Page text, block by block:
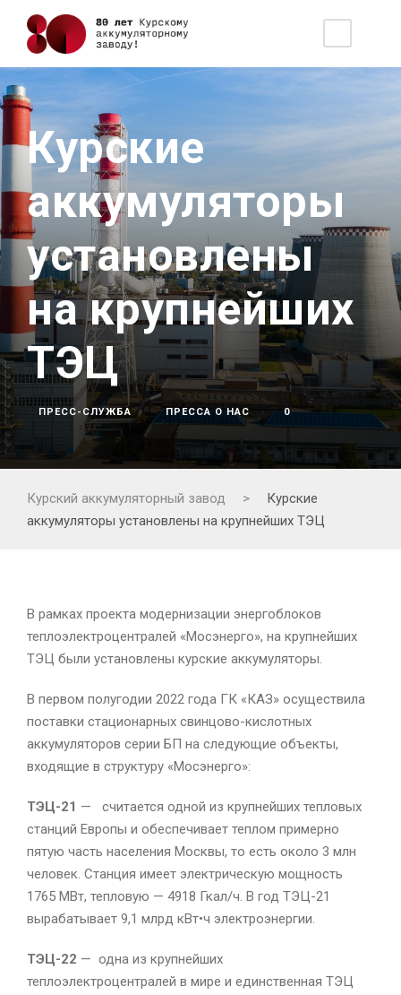
Курские
аккумуляторы
установлены
на крупнейших
ТЭЦ
ПРЕСС-СЛУЖБА ПРЕССА О НАС 0
Курский аккумуляторный завод >
Курские
аккумуляторы установлены на крупнейших ТЭЦ
В рамках проекта модернизации энергоблоков
теплоэлектроцентралей «Мосэнерго», на крупнейших
ТЭЦ были установлены курские аккумуляторы.
В первом полугодии 2022 года ГК «КАЗ» осуществила
поставки стационарных свинцово-кислотных
аккумуляторов серии БП на следующие объекты,
входящие в структуру «Мосэнерго»:
ТЭЦ-21 — считается одной из крупнейших тепловых
станций Европы и обеспечивает теплом примерно
пятую часть населения Москвы, то есть около 3 млн
человек. Станция имеет электрическую мощность
1765 МВт, тепловую — 4918 Гкал/ч. В год ТЭЦ-21
вырабатывает 9,1 млрд кВт•ч электроэнергии.
ТЭЦ-22 — одна из крупнейших
теплоэлектроцентралей в мире и единственная ТЭЦ